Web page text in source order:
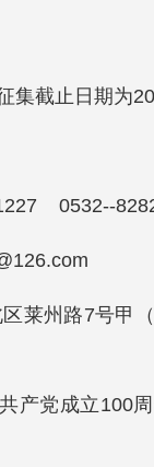
集截止日期为
0532--
莱州路7号甲
产党成立100